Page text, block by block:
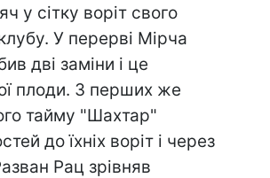
у сітку воріт свого
У перерві Мірча
дві заміни і це
плоди. З перших же
тайму "Шахтар"
до їхніх воріт і через
Рац зрівняв